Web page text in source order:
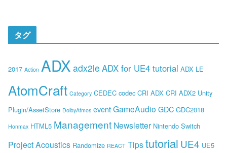
タグ
2017 Action ADX adx2le ADX for UE4 tutorial ADX LE
AtomCraft Category CEDEC codec CRI ADX CRI ADX2 Unity
Plugin/AssetStore DolbyAtmos eventGameAudio GDC GDC2018
Honmax HTML5 Management Newsletter Nintendo Switch
Project Acoustics Randomize REACT Tipstutorial UE4 UE5